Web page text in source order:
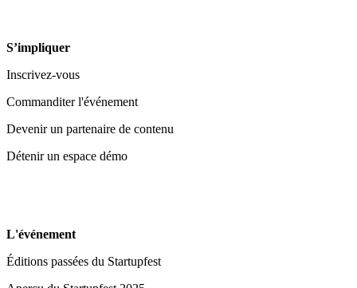
S’impliquer
Inscrivez-vous
Commanditer l'événement
Devenir un partenaire de contenu
Détenir un espace démo
L'événement
Éditions passées du Startupfest